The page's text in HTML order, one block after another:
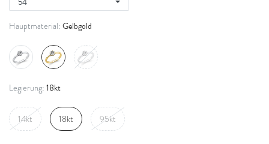
Hauptmaterial: Gelbgold
Legierung: 18kt
14kt 18kt 95kt